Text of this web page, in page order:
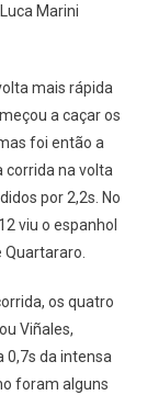
Marini
mais rápida
a caçar os
foi então a
corrida na volta
por 2,2s. No
viu o espanhol
os quatro
Viñales,
0,7s da intensa
foram alguns